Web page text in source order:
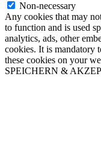
Non-necessary
Any cookies that may
to function and is used
analytics, ads, other
cookies. It is mandatory
these cookies on your
SPEICHERN &